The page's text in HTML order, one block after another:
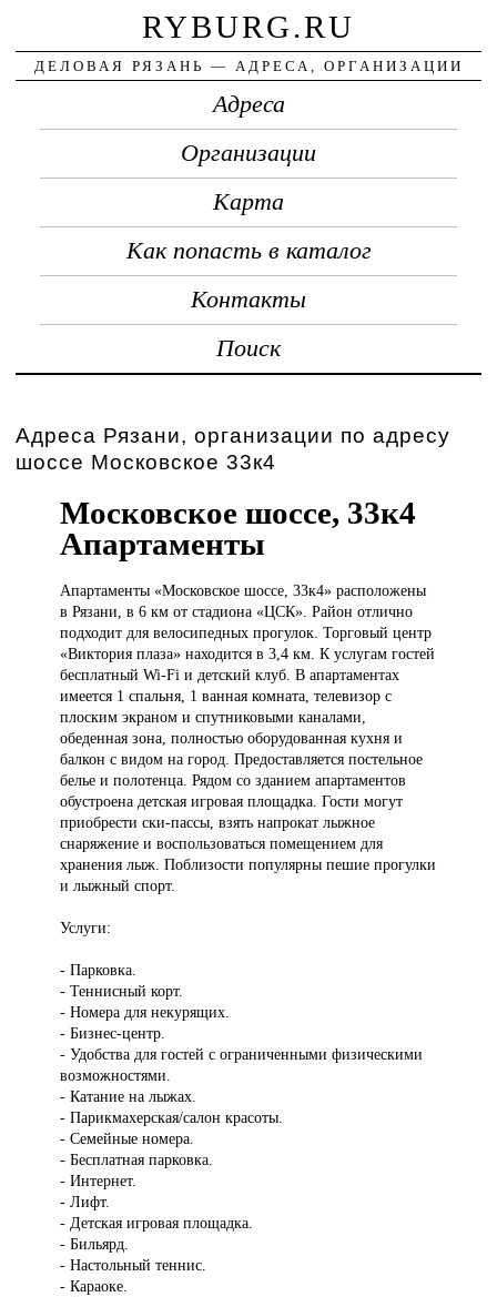
RYBURG.RU
ДЕЛОВАЯ РЯЗАНЬ — АДРЕСА, ОРГАНИЗАЦИИ
Адреса
Организации
Карта
Как попасть в каталог
Контакты
Поиск
Адреса Рязани, организации по адресу
шоссе Московское 33к4
Московское шоссе, 33к4
Апартаменты
Апартаменты «Московскоешоссе, 33к4» расположены
в Рязани, в 6 км от стадиона «ЦСК». Район отлично
подходит для велосипедных прогулок. Торговый центр
«Виктория плаза» находится в 3,4 км. К услугам гостей
бесплатный Wi-Fi и детский клуб. В апартаментах
имеется 1 спальня, 1 ванная комната, телевизор с
плоским экраном и спутниковыми каналами,
обеденная зона, полностью оборудованная кухня и
балкон с видом на город. Предоставляется постельное
белье и полотенца. Рядом со зданием апартаментов
обустроена детская игровая площадка. Гости могут
приобрести ски-пассы, взять напрокат лыжное
снаряжение и воспользоваться помещением для
хранения лыж. Поблизости популярны пешие прогулки
и лыжный спорт.
Услуги:
- Парковка.
- Теннисный корт.
- Номера для некурящих.
- Бизнес-центр.
- Удобства для гостей с ограниченными физическими
возможностями.
- Катание на лыжах.
- Парикмахерская/салон красоты.
- Семейные номера.
- Бесплатная парковка.
- Интернет.
- Лифт.
- Детская игровая площадка.
- Бильярд.
- Настольный теннис.
- Караоке.